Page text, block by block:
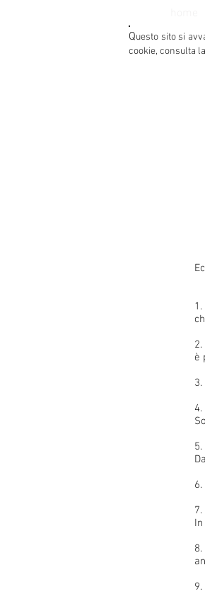
Questo sito si
cookie, consulta la
1.
2.
è
3.
4.
5.
6.
7.
8.
9.